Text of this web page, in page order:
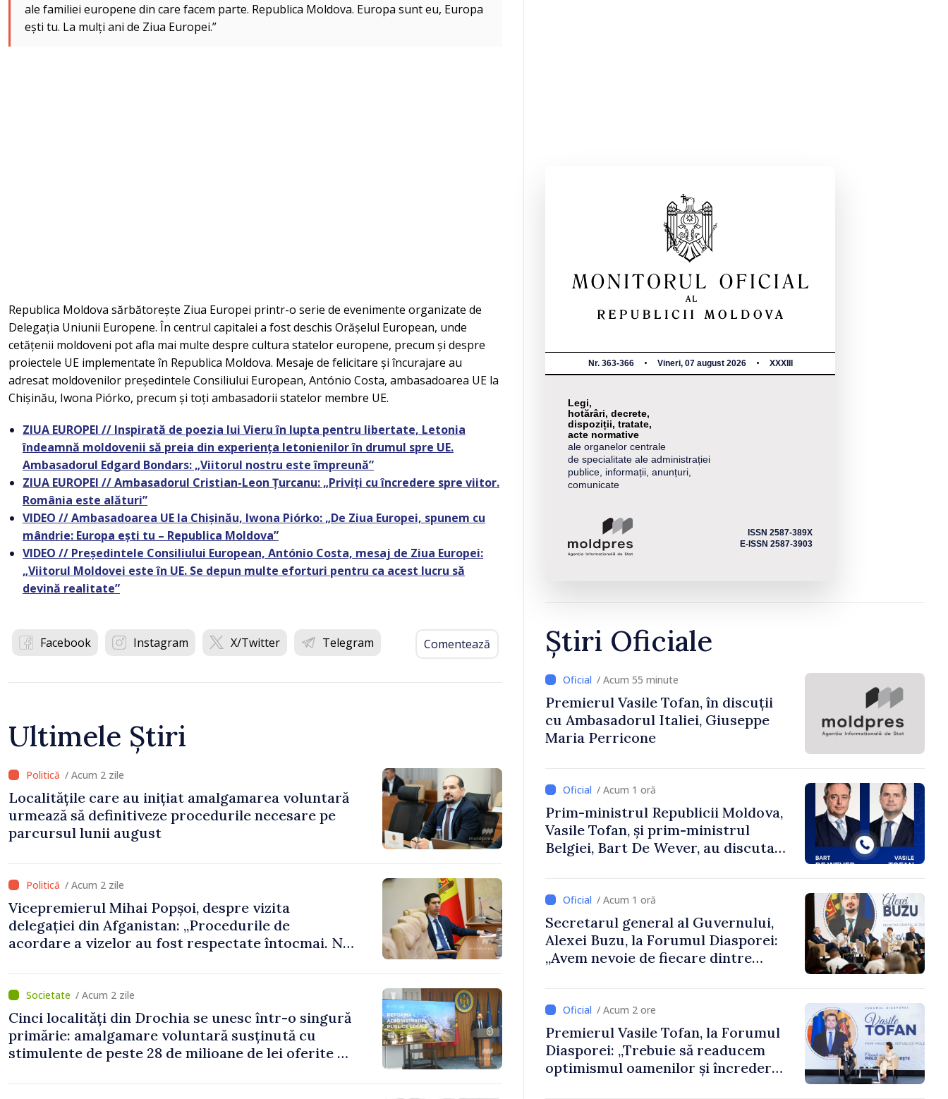
ale familiei europene din care facem parte. Republica Moldova. Europa sunt eu, Europa
ești tu. La mulți ani de Ziua Europei.”
Republica Moldova sărbătorește Ziua Europei printr-o serie de evenimente organizate de
Delegația Uniunii Europene. În centrul capitalei a fost deschis Orășelul European, unde
cetățenii moldoveni pot afla mai multe despre cultura statelor europene, precum și despre
proiectele UE implementate în Republica Moldova. Mesaje de felicitare și încurajare au
adresat moldovenilor președintele Consiliului European, António Costa, ambasadoarea UE la
Chișinău, Iwona Piórko, precum și toți ambasadorii statelor membre UE.
ZIUA EUROPEI // Inspirată de poezia lui Vieru în lupta pentru libertate, Letonia
îndeamnă moldovenii să preia din experiența letonienilor în drumul spre UE.
Ambasadorul Edgard Bondars: „Viitorul nostru este împreună”
ZIUA EUROPEI // Ambasadorul Cristian-Leon Țurcanu: „Priviți cu încredere spre viitor.
România este alături”
VIDEO // Ambasadoarea UE la Chișinău, Iwona Piórko: „De Ziua Europei, spunem cu
mândrie: Europa ești tu – Republica Moldova”
VIDEO // Președintele Consiliului European, António Costa, mesaj de Ziua Europei:
„Viitorul Moldovei este în UE. Se depun multe eforturi pentru ca acest lucru să
devină realitate”
Facebook Instagram X/Twitter Telegram Comentează
Ultimele Știri
/ Acum 2 zile
Localitățile care au inițiat amalgamarea voluntară
urmează să definitiveze procedurile necesare pe
parcursul lunii august
/ Acum 2 zile
Vicepremierul Mihai Popșoi, despre vizita
delegației din Afganistan: „Procedurile de
acordare a vizelor au fost respectate întocmai. Nu
/ Acum 2 zile
Cinci localități din Drochia se unesc într-o singură
primărie: amalgamare voluntară susținută cu
stimulente de peste 28 de milioane de lei oferite de
Nr. 363-366 Vineri, 07 august 2026 XXXIII
Legi,
hotărâri, decrete,
dispoziții, tratate,
acte normative
ale organelor centrale
de specialitate ale administrației
publice, informații, anunțuri,
comunicate
ISSN 2587-389X
E-ISSN 2587-3903
Știri Oficiale
/ Acum 55 minute
Premierul Vasile Tofan, în discuții
cu Ambasadorul Italiei, Giuseppe
Maria Perricone
/ Acum 1 oră
Prim-ministrul Republicii Moldova,
Vasile Tofan, și prim-ministrul
Belgiei, Bart De Wever, au discutat
/ Acum 1 oră
Secretarul general al Guvernului,
Alexei Buzu, la Forumul Diasporei:
„Avem nevoie de fiecare dintre
/ Acum 2 ore
Premierul Vasile Tofan, la Forumul
Diasporei: „Trebuie să readucem
optimismul oamenilor și încrederea